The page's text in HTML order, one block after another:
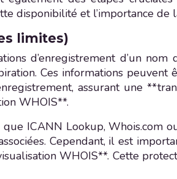
disponibilité et l’importance de
limites)
d’enregistrement d’un
Ces informations
assurant une
WHOIS**.
ICANN Lookup, Whois.com
Cependant, il est
WHOIS**. Cette